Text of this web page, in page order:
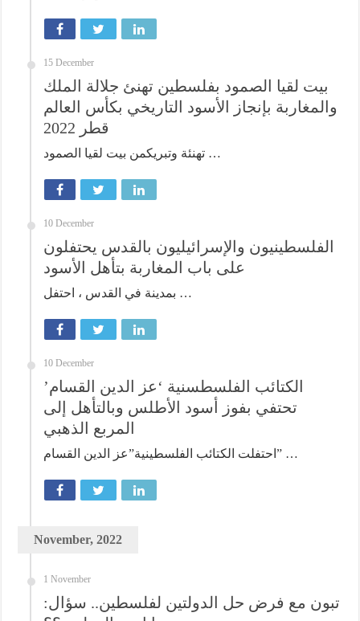
15 December
بيت لقيا الصمود بفلسطين تهنئ جلالة الملك
والمغاربة بإنجاز الأسود التاريخي بكأس العالم
قطر 2022
تهنئة وتبريكمن بيت لقيا الصمود …
10 December
الفلسطينيون والإسرائيليون بالقدس يحتفلون
على باب المغاربة بتأهل الأسود
بمدينة في القدس ، احتفل …
10 December
الكتائب الفلسطسنية ‘عز الدين القسام’
تحتفي بفوز أسود الأطلس وبالتأهل إلى
المربع الذهبي
احتفلت الكتائب الفلسطينية”عز الدين القسام” …
November, 2022
1 November
تبون مع فرض حل الدولتين لفلسطين.. سؤال: